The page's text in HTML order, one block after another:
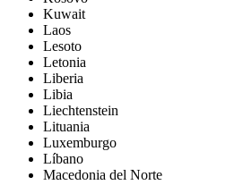
Kuwait
Laos
Lesoto
Letonia
Liberia
Libia
Liechtenstein
Lituania
Luxemburgo
Líbano
Macedonia del Norte